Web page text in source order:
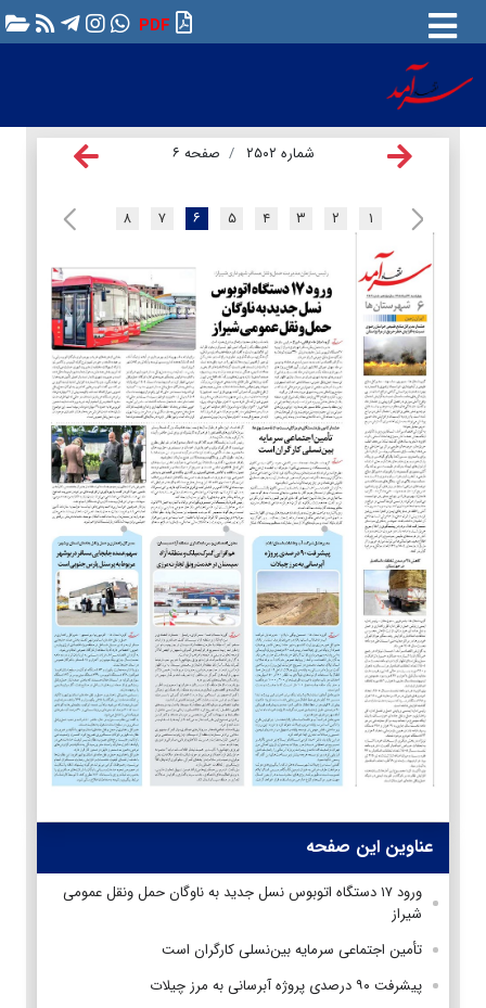
PDF
شماره ۲۵۰۲ صفحه ۶
۱ ۲ ۳ ۴ ۵ ۶ ۷ ۸
عناوین این صفحه
ورود ۱۷ دستگاه اتوبوس نسل جدید به ناوگان حمل ونقل عمومی
شیراز
تأمین اجتماعی سرمایه بین‌نسلی کارگران است
پیشرفت ۹۰ درصدی پروژه آبرسانی به مرز چیلات